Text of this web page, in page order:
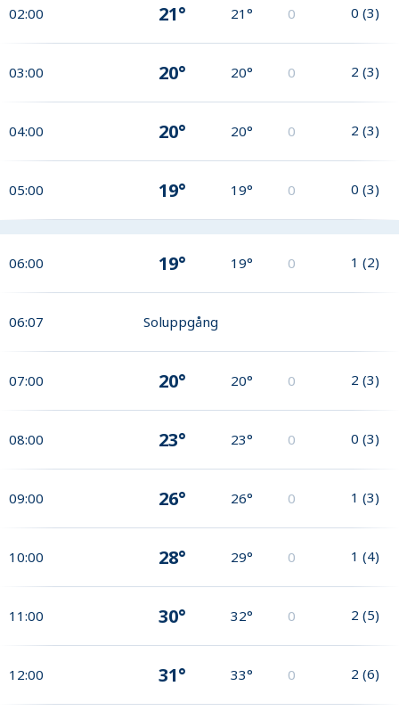
02:00 21° 21° 0 0 (3)
03:00 20° 20° 0 2 (3)
04:00 20° 20° 0 2 (3)
05:00 19° 19° 0 0 (3)
06:00 19° 19° 0 1 (2)
06:07 Soluppgång
07:00 20° 20° 0 2 (3)
08:00 23° 23° 0 0 (3)
09:00 26° 26° 0 1 (3)
10:00 28° 29° 0 1 (4)
11:00 30° 32° 0 2 (5)
12:00 31° 33° 0 2 (6)